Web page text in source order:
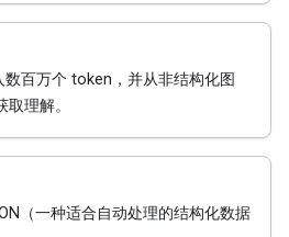
百万个 token，并从非结构化图
理解。
（一种适合自动处理的结构化数据